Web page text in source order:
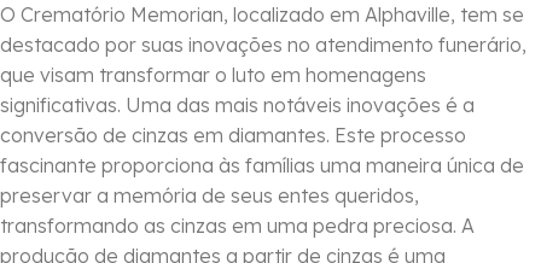
O Crematório Memorian, localizado em Alphaville, tem se
destacado por suas inovações no atendimento funerário,
que visam transformar o luto em homenagens
significativas. Uma das mais notáveis inovações é a
conversão de cinzas em diamantes. Este processo
fascinante proporciona às famílias uma maneira única de
preservar a memória de seus entes queridos,
transformando as cinzas em uma pedra preciosa. A
produção de diamantes a partir de cinzas é uma